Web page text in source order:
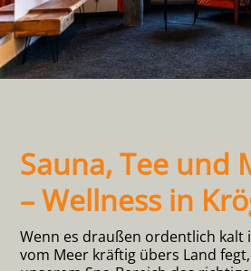
Sauna, Tee und
– Wellness in
Wenn es draußen ordentlich kalt
vom Meer kräftig übers Land